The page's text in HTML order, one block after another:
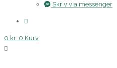
Skriv via messenger
0 kr. 0 Kurv